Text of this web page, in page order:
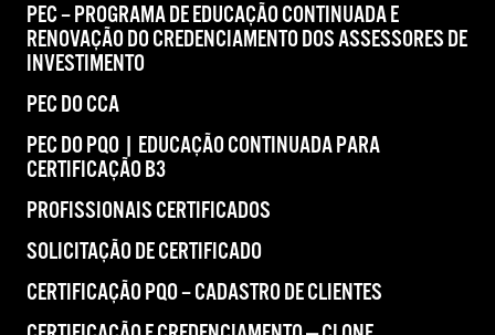
PEC – PROGRAMA DE EDUCAÇÃO CONTINUADA E
RENOVAÇÃO DO CREDENCIAMENTO DOS ASSESSORES DE
INVESTIMENTO
PEC DO CCA
PEC DO PQO | EDUCAÇÃO CONTINUADA PARA
CERTIFICAÇÃO B3
PROFISSIONAIS CERTIFICADOS
SOLICITAÇÃO DE CERTIFICADO
CERTIFICAÇÃO PQO – CADASTRO DE CLIENTES